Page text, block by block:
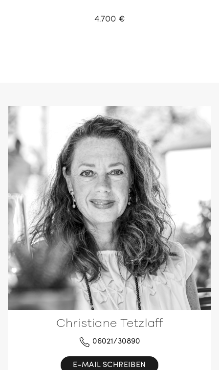
4.700 €
Christiane Tetzlaff
06021/30890
E-MAIL SCHREIBEN